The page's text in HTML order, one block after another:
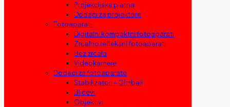
Projekcijska platna
Dodaci za projektore
Fotoaparati
Digitalni kompaktni fotoaparati
Zrcalno refleksni fotoaparati
Bez zrcala
Videokamere
Dodaci za fotoaparate
Stabilizatori – Gimbali
Blicevi
Objektivi